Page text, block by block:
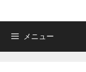
メニュー